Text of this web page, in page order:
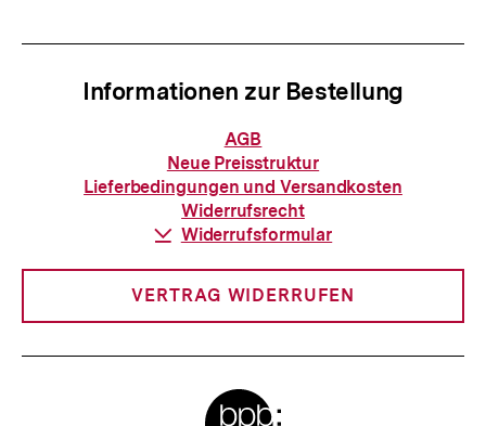
Informationen zur Bestellung
Informationen
zur
Bestellung
AGB
Neue Preisstruktur
Lieferbedingungen und Versandkosten
Widerrufsrecht
Download-
Widerrufsformular
VERTRAG WIDERRUFEN